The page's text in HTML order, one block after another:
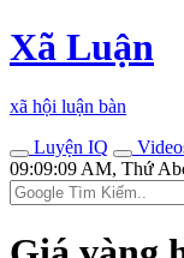
Xã Luận
xã hội luận bàn
Luyện IQ
09:09:09 AM, Thứ